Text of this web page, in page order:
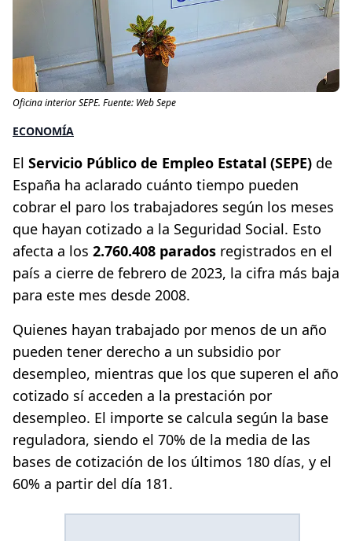
Oficina interior SEPE. Fuente: Web Sepe
ECONOMÍA
El Servicio Público de Empleo Estatal (SEPE) de
España ha aclarado cuánto tiempo pueden
cobrar el paro los trabajadores según los meses
que hayan cotizado a la Seguridad Social. Esto
afecta a los 2.760.408 parados registrados en el
país a cierre de febrero de 2023, la cifra más baja
para este mes desde 2008.
Quienes hayan trabajado por menos de un año
pueden tener derecho a un subsidio por
desempleo, mientras que los que superen el año
cotizado sí acceden a la prestación por
desempleo. El importe se calcula según la base
reguladora, siendo el 70% de la media de las
bases de cotización de los últimos 180 días, y el
60% a partir del día 181.